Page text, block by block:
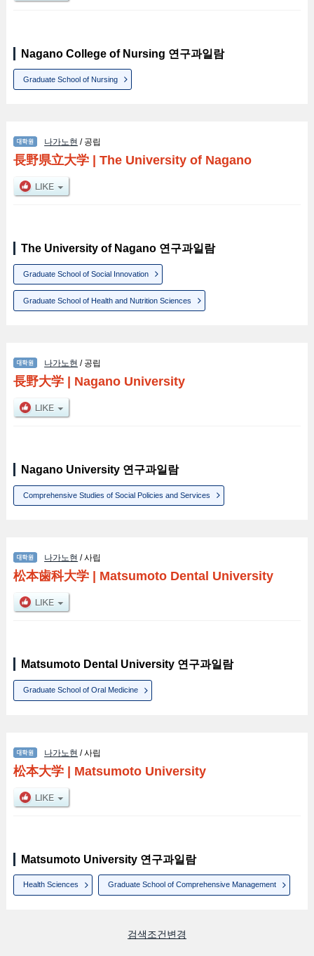
Nagano College of Nursing 연구과일람
Graduate School of Nursing
나가노현 / 공립
長野県立大学| The University of Nagano
The University of Nagano 연구과일람
Graduate School of Social Innovation
Graduate School of Health and Nutrition Sciences
나가노현 / 공립
長野大学| Nagano University
Nagano University 연구과일람
Comprehensive Studies of Social Policies and Services
나가노현 / 사립
松本歯科大学| Matsumoto Dental University
Matsumoto Dental University 연구과일람
Graduate School of Oral Medicine
나가노현 / 사립
松本大学| Matsumoto University
Matsumoto University 연구과일람
Health Sciences Graduate School of Comprehensive Management
검색조건변경